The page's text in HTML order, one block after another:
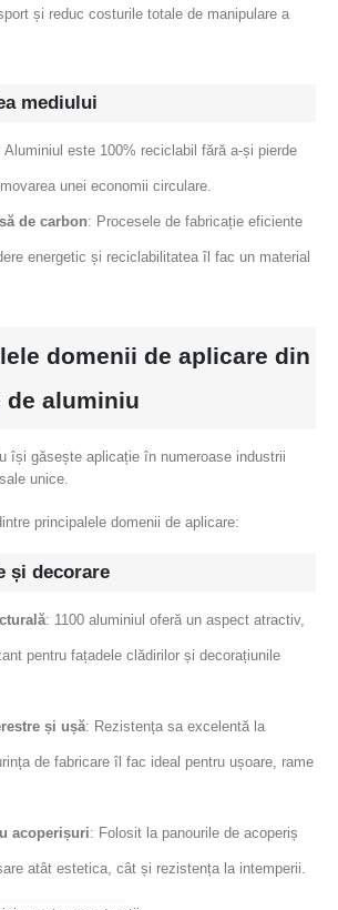
și reduc costurile totale de manipulare a
mediului
Aluminiul este 100% reciclabil fără a-și pierde
unei economii circulare.
de carbon: Procesele de fabricație eficiente
energetic și reciclabilitatea îl fac un material
domenii de aplicare din
de aluminiu
își găsește aplicație în numeroase industrii
unice.
principalele domenii de aplicare:
și decorare
: 1100 aluminiul oferă un aspect atractiv,
pentru fațadele clădirilor și decorațiunile
și ușă: Rezistența sa excelentă la
de fabricare îl fac ideal pentru ușoare, rame
acoperișuri: Folosit la panourile de acoperiș
atât estetica, cât și rezistența la intemperii.